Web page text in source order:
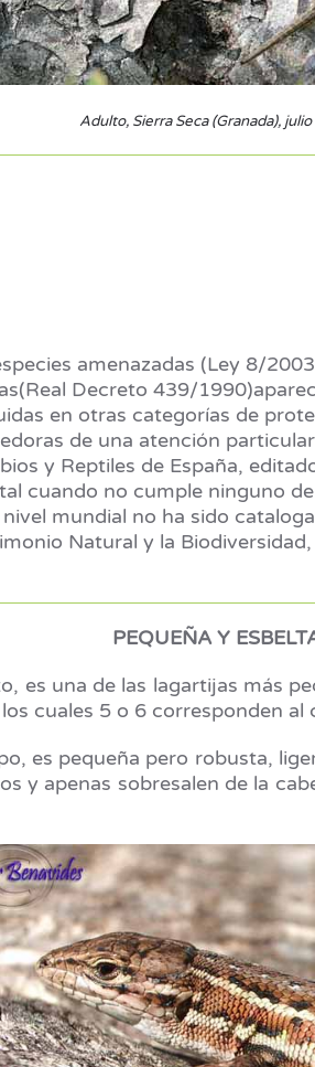
Adulto, Sierra Seca (Granada),
amenazadas (Ley 8/
Decreto 439/
en otras categorías de
de una atención
y Reptiles de España,
cuando no cumple ninguno
mundial no ha sido
Natural y la
PEQUEÑA Y
es una de las lagartijas más
cuales 5 o 6 corresponden al
es pequeña pero robusta,
y apenas sobresalen de la